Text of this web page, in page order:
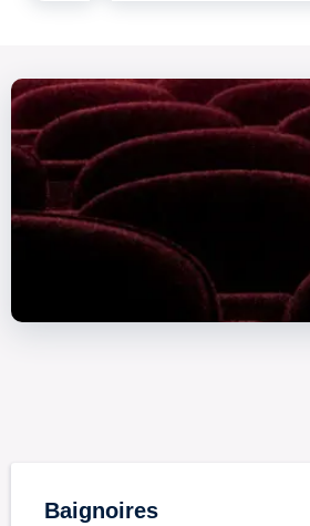
Baignoires